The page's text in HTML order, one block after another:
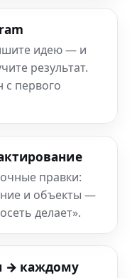
идею — и
результат.
с первого
правки:
и объекты —
делает».
→ каждому